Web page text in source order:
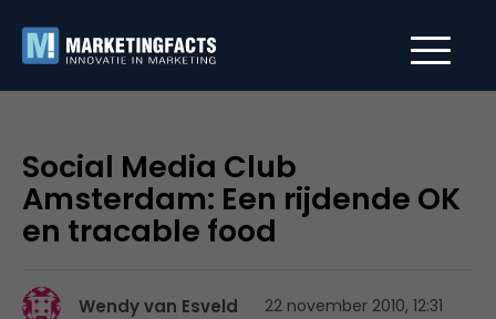
Social Media Club
Amsterdam: Een rijdende OK
en tracable food
Wendy van Esveld 22 november 2010, 12:31